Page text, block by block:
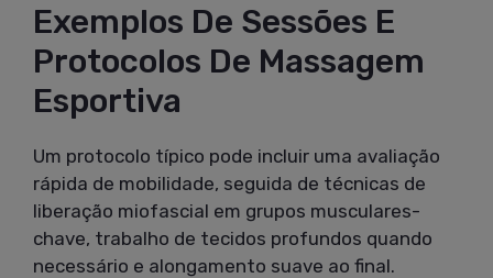
Exemplos De Sessões E
Protocolos De Massagem
Esportiva
Um protocolo típico pode incluir uma avaliação
rápida de mobilidade, seguida de técnicas de
liberação miofascial em grupos musculares-
chave, trabalho de tecidos profundos quando
necessário e alongamento suave ao final.